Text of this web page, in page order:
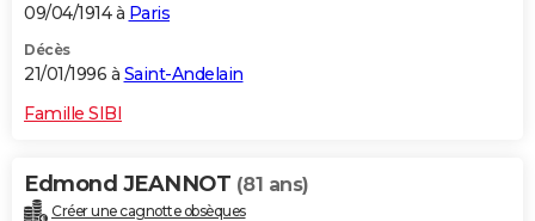
09/04/1914 à Paris
Décès
21/01/1996 à Saint-Andelain
Famille SIBI
Edmond JEANNOT (81 ans)
Créer une cagnotte obsèques